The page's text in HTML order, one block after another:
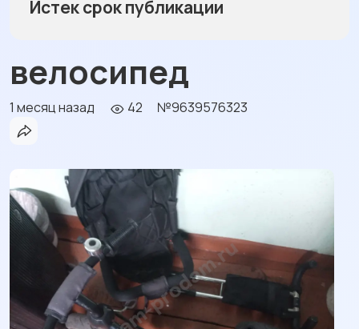
Истек срок публикации
велосипед
1 месяц назад 42 №9639576323